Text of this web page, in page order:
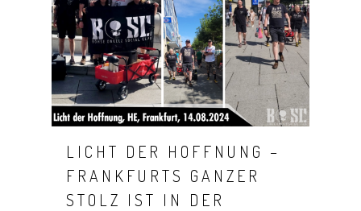
LICHT DER HOFFNUNG –
FRANKFURTS GANZER
STOLZ IST IN DER